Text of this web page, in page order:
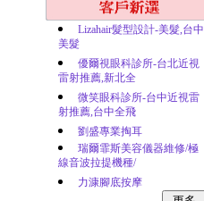
Lizahair髮型設計-美髮,台中
美髮
優爾視眼科診所-台北近視
雷射推薦,新北全
微笑眼科診所-台中近視雷
射推薦,台中全飛
劉盛專業掏耳
瑞爾霏斯美容儀器維修/極
線音波拉提機種/
力漮腳底按摩